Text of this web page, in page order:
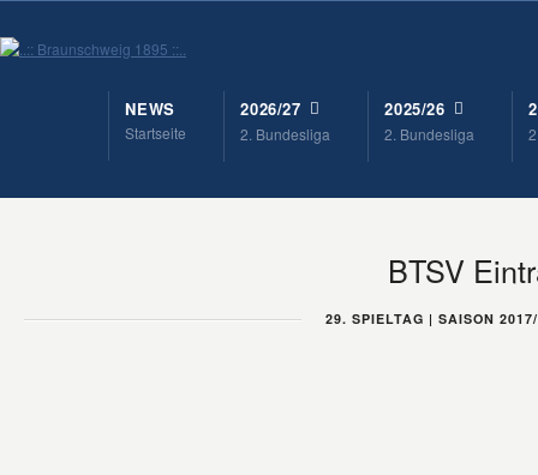
NEWS
Startseite
2026/27
2. Bundesliga
2025/26
2. Bundesliga
BTSV
29. SPIELTAG | SAISON